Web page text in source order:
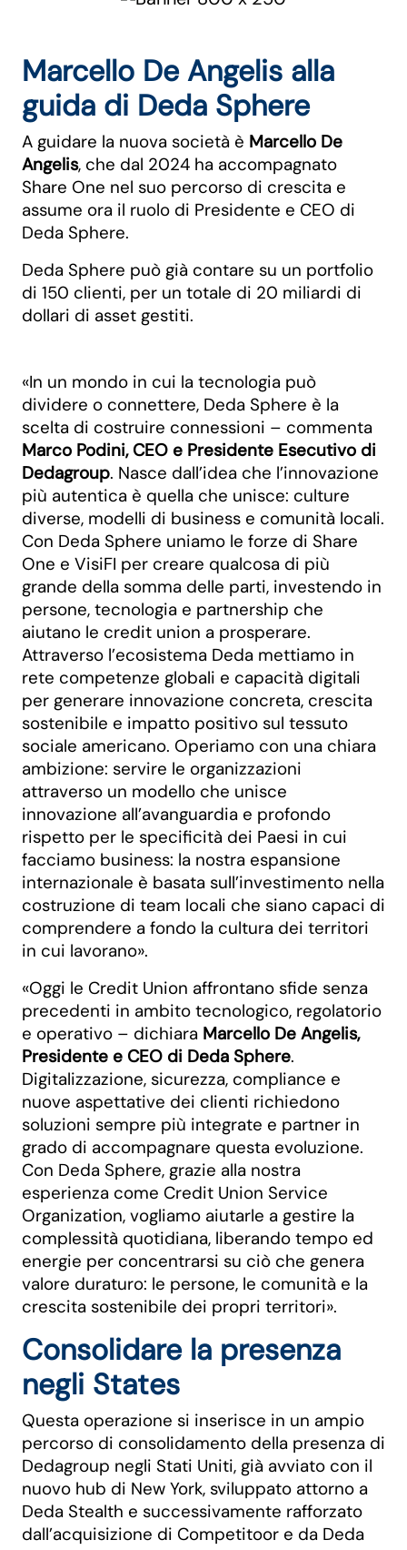
Marcello De Angelis alla
guida di Deda Sphere
A guidare la nuova società è Marcello De
Angelis, che dal 2024 ha accompagnato
Share One nel suo percorso di crescita e
assume ora il ruolo di Presidente e CEO di
Deda Sphere.
Deda Sphere può già contare su un portfolio
di 150 clienti, per un totale di 20 miliardi di
dollari di asset gestiti.
«In un mondo in cui la tecnologia può
dividere o connettere, Deda Sphere è la
scelta di costruire connessioni – commenta
Marco Podini, CEO e Presidente Esecutivo di
Dedagroup. Nasce dall’idea che l’innovazione
più autentica è quella che unisce: culture
diverse, modelli di business e comunità locali.
Con Deda Sphere uniamo le forze di Share
One e VisiFI per creare qualcosa di più
grande della somma delle parti, investendo in
persone, tecnologia e partnership che
aiutano le credit union a prosperare.
Attraverso l’ecosistema Deda mettiamo in
rete competenze globali e capacità digitali
per generare innovazione concreta, crescita
sostenibile e impatto positivo sul tessuto
sociale americano. Operiamo con una chiara
ambizione: servire le organizzazioni
attraverso un modello che unisce
innovazione all’avanguardia e profondo
rispetto per le specificità dei Paesi in cui
facciamo business: la nostra espansione
internazionale è basata sull’investimento nella
costruzione di team locali che siano capaci di
comprendere a fondo la cultura dei territori
in cui lavorano».
«Oggi le Credit Union affrontano sfide senza
precedenti in ambito tecnologico, regolatorio
e operativo – dichiara Marcello De Angelis,
Presidente e CEO di Deda Sphere.
Digitalizzazione, sicurezza, compliance e
nuove aspettative dei clienti richiedono
soluzioni sempre più integrate e partner in
grado di accompagnare questa evoluzione.
Con Deda Sphere, grazie alla nostra
esperienza come Credit Union Service
Organization, vogliamo aiutarle a gestire la
complessità quotidiana, liberando tempo ed
energie per concentrarsi su ciò che genera
valore duraturo: le persone, le comunità e la
crescita sostenibile dei propri territori».
Consolidare la presenza
negli States
Questa operazione si inserisce in un ampio
percorso di consolidamento della presenza di
Dedagroup negli Stati Uniti, già avviato con il
nuovo hub di New York, sviluppato attorno a
Deda Stealth e successivamente rafforzato
dall’acquisizione di Competitoor e da Deda